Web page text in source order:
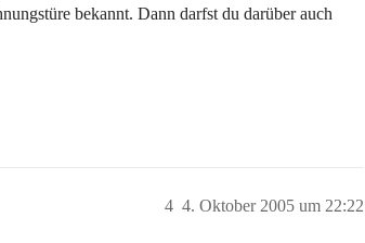
bekannt. Dann darfst du darüber auch
4. Oktober 2005 um 22:22
4